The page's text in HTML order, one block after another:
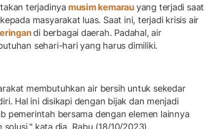
terjadinya musim kemarau yang terjadi saat
masyarakat luas. Saat ini, terjadi krisis air
di berbagai daerah. Padahal, air
sehari-hari yang harus dimiliki.
membutuhkan air bersih untuk sekedar
Hal ini disikapi dengan bijak dan menjadi
pemerintah bersama dengan elemen lainnya
solusi," kata dia, Rabu (18/10/2023).